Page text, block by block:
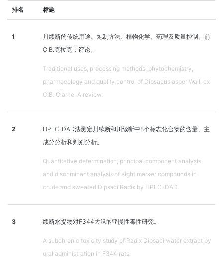
排名 标题
1
川续断的传统用途、炮制方法、植物化学、药理及质量控制。前
C.B.克拉克：评论。
Traditional uses, processing methods, phytochemistry,
pharmacology and quality control of Dipsacus asper Wall. ex
C.B. Clarke: A review.
2
HPLC-DAD法测定川续断和川续断中8个标志化合物的含量、主
成分分析和判别分析。
Quantitative determination, principal component analysis
and discriminant analysis of eight marker compounds in
crude and sweated Dipsaci Radix by HPLC-DAD.
3 续断水提物对F344大鼠的亚慢性毒性研究。
A subchronic toxicity study of Radix Dipsaci water extract by
oral administration in F344 rats.